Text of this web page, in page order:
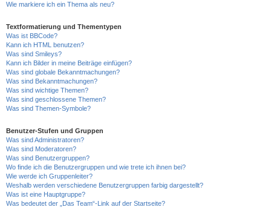
Wie markiere ich ein Thema als neu?
Textformatierung und Thementypen
Was ist BBCode?
Kann ich HTML benutzen?
Was sind Smileys?
Kann ich Bilder in meine Beiträge einfügen?
Was sind globale Bekanntmachungen?
Was sind Bekanntmachungen?
Was sind wichtige Themen?
Was sind geschlossene Themen?
Was sind Themen-Symbole?
Benutzer-Stufen und Gruppen
Was sind Administratoren?
Was sind Moderatoren?
Was sind Benutzergruppen?
Wo finde ich die Benutzergruppen und wie trete ich ihnen bei?
Wie werde ich Gruppenleiter?
Weshalb werden verschiedene Benutzergruppen farbig dargestellt?
Was ist eine Hauptgruppe?
Was bedeutet der „Das Team“-Link auf der Startseite?